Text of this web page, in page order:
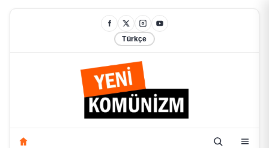
Türkçe